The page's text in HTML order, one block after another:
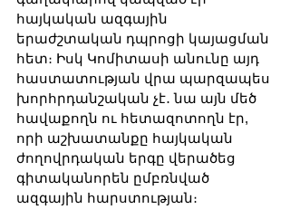
հայկական ազգային
երաժշտական դպրոցի կայացման
հետ։ Իսկ Կոմիտասի անունը այդ
հաստատության վրա պարզապես
խորհրդանշական չէ․ նա այն մեծ
հավաքողն ու հետազոտողն էր,
որի աշխատանքը հայկական
ժողովրդական երգը վերածեց
գիտականորեն ըմբռնված
ազգային հարստության։